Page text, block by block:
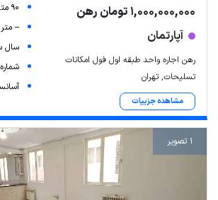
1,000,000,000 تومان رهن
آپارتمان
رهن اجاره واحد طبقه اول فول امکانات
تسلیحات, تهران
مشاهده جزییات
90 متر زیربنا
--
سال
1 تصویر